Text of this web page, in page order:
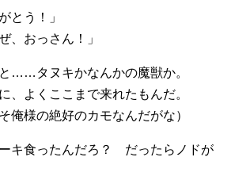
とう！」
、おっさん！」
……タヌキかなんかの魔獣か。
、よくここまで来れたもんだ。
俺様の絶好のカモなんだがな）
キ食ったんだろ？ だったらノドが